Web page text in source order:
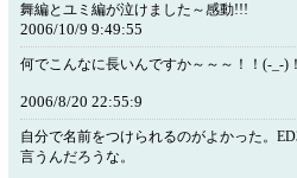
舞編とユミ編が泣けました～感動!!!
2006/10/9 9:49:55
何でこんなに長いんですか～～～！！(-_-)
2006/8/20 22:55:9
自分で名前をつけられるのがよかった。
言うんだろうな。